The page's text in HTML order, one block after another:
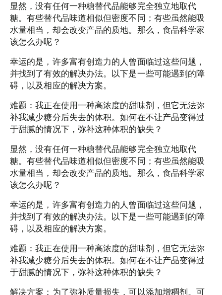
显然，没有任何一种糖替代品能够完全独立地取代
糖。有些替代品味道相似但密度不同；有些虽然能吸
水量相当，却会改变产品的质地。那么，食品科学家
该怎么办呢？
幸运的是，许多富有创造力的人曾面临过这些问题，
并找到了有效的解决办法。以下是一些可能遇到的障
碍，以及相应的解决方案。
难题：我正在使用一种高浓度的甜味剂，但它无法弥
补我减少糖分后失去的体积。如何在不让产品变得过
于甜腻的情况下，弥补这种体积的缺失？
显然，没有任何一种糖替代品能够完全独立地取代
糖。有些替代品味道相似但密度不同；有些虽然能吸
水量相当，却会改变产品的质地。那么，食品科学家
该怎么办呢？
幸运的是，许多富有创造力的人曾面临过这些问题，
并找到了有效的解决办法。以下是一些可能遇到的障
碍，以及相应的解决方案。
难题：我正在使用一种高浓度的甜味剂，但它无法弥
补我减少糖分后失去的体积。如何在不让产品变得过
于甜腻的情况下，弥补这种体积的缺失？
解决方案：为了弥补质量损失，可以添加增稠剂。可